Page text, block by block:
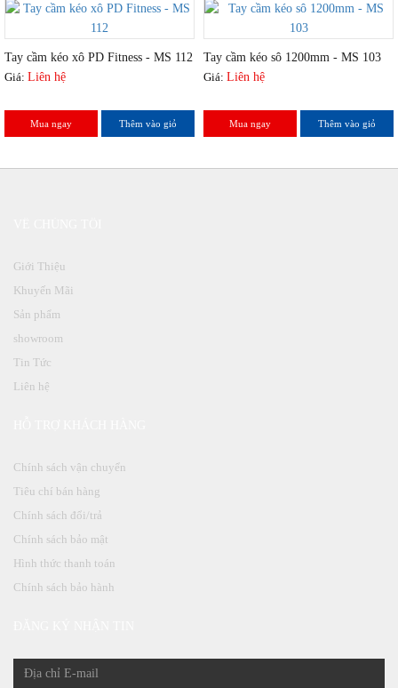
Tay cầm kéo xô PD Fitness - MS 112
Giá: Liên hệ
Mua ngay Thêm vào giỏ
Tay cầm kéo sô 1200mm - MS 103
Giá: Liên hệ
Mua ngay Thêm vào giỏ
Giới Thiệu
Khuyến Mãi
Sản phẩm
showroom
Tin Tức
Liên hệ
Chính sách vận chuyển
Tiêu chí bán hàng
Chính sách đổi/trả
Chính sách bảo mật
Hình thức thanh toán
Chính sách bảo hành